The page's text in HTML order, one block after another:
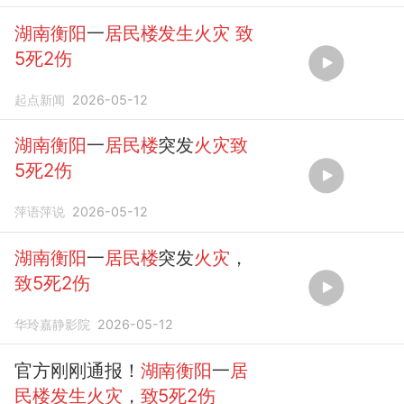
湖南衡阳一居民楼发生火灾 致
5死2伤
起点新闻 2026-05-12
湖南衡阳一居民楼突发火灾致
5死2伤
萍语萍说 2026-05-12
湖南衡阳一居民楼突发火灾 ，
致5死2伤
华玲嘉静影院 2026-05-12
官方刚刚通报！ 湖南衡阳一居
民楼发生火灾 ， 致5死2伤